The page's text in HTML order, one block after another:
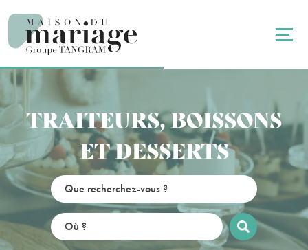
TRAITEURS, BOISSONS
ET DESSERTS